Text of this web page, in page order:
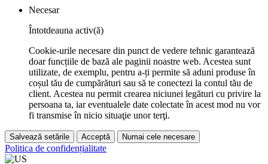
Necesar
Întotdeauna activ(ă)
Cookie-urile necesare din punct de vedere tehnic garantează
doar funcțiile de bază ale paginii noastre web. Acestea sunt
utilizate, de exemplu, pentru a-ți permite să aduni produse în
coșul tău de cumpărături sau să te conectezi la contul tău de
client. Acestea nu permit crearea niciunei legături cu privire la
persoana ta, iar eventualele date colectate în acest mod nu vor
fi transmise în nicio situaţie unor terţi.
Salvează setările Acceptă Numai cele necesare
Politica de confidențialitate